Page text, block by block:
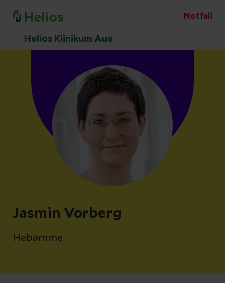
Notfall
Helios Klinikum Aue
Jasmin Vorberg
Hebamme